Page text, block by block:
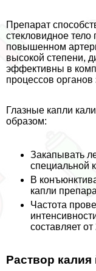
Препарат
стекловидное тело
повышенном
высокой степени,
эффективны в
процессов органов
Глазные капли
образом:
Закапывать
специальной
В
капли
Частота
составляет
Раствор